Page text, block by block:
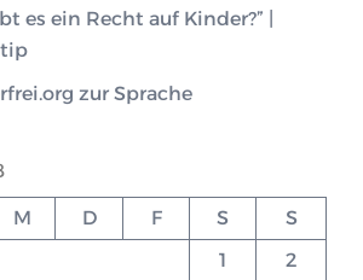
es ein Recht auf Kinder?” |
zur Sprache
M D F S
S
1
2